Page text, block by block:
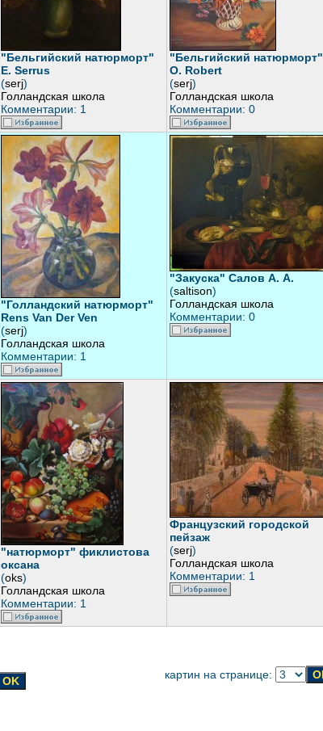
"Бельгийский натюрморт"
E. Serrus
(serj)
Голландская школа
Комментарии: 1
"Бельгийский натюрморт"
O. Robert
(serj)
Голландская школа
Комментарии: 0
"Голландский натюрморт"
Rens Van Der Ven
(serj)
Голландская школа
Комментарии: 1
"Закуска" Салов А. А.
(saltison)
Голландская школа
Комментарии: 0
"натюрморт" фиклистова
оксана
(oks)
Голландская школа
Комментарии: 1
Французский городской
пейзаж
(serj)
Голландская школа
Комментарии: 1
картин на странице: